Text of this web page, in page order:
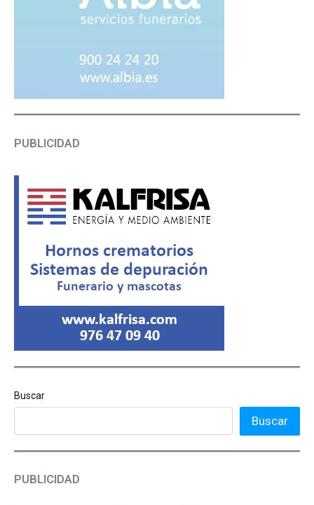
PUBLICIDAD
Buscar
Buscar
PUBLICIDAD